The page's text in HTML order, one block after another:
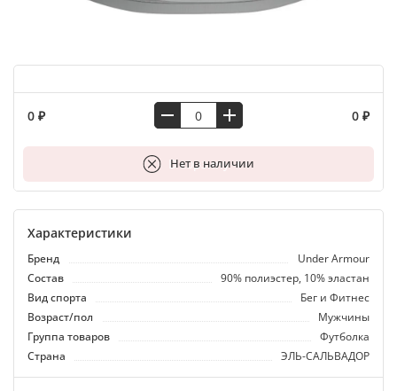
0 ₽ 0 ₽
Нет в наличии
В корзину
Характеристики
Бренд
Under Armour
Состав
90% полиэстер, 10% эластан
Вид спорта
Бег и Фитнес
Возраст/пол
Мужчины
Группа товаров
Футболка
Страна
ЭЛЬ-САЛЬВАДОР